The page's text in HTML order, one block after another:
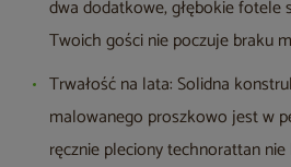
dwa dodatkowe, głębokie fotele
Twoich gości nie poczuje braku
Trwałość na lata: Solidna
malowanego proszkowo jest w
ręcznie pleciony technorattan